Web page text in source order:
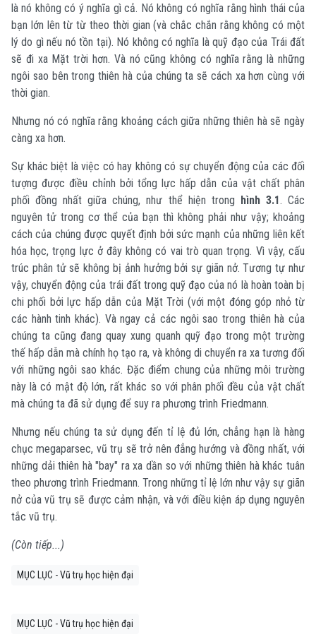
là nó không có ý nghĩa gì cả. Nó không có nghĩa rằng hình thái của
bạn lớn lên từ từ theo thời gian (và chắc chắn rằng không có một
lý do gì nếu nó tồn tại). Nó không có nghĩa là quỹ đạo của Trái đất
sẽ đi xa Mặt trời hơn. Và nó cũng không có nghĩa rằng là những
ngôi sao bên trong thiên hà của chúng ta sẽ cách xa hơn cùng với
thời gian.
Nhưng nó có nghĩa rằng khoảng cách giữa những thiên hà sẽ ngày
càng xa hơn.
Sự khác biệt là việc có hay không có sự chuyển động của các đối
tượng được điều chỉnh bởi tổng lực hấp dẫn của vật chất phân
phối đồng nhất giữa chúng, như thể hiện trong hình 3.1. Các
nguyên tử trong cơ thể của bạn thì không phải như vậy; khoảng
cách của chúng được quyết định bởi sức mạnh của những liên kết
hóa học, trọng lực ở đây không có vai trò quan trọng. Vì vậy, cấu
trúc phân tử sẽ không bị ảnh hưởng bởi sự giãn nở. Tương tự như
vậy, chuyển động của trái đất trong quỹ đạo của nó là hoàn toàn bị
chi phối bởi lực hấp dẫn của Mặt Trời (với một đóng góp nhỏ từ
các hành tinh khác). Và ngay cả các ngôi sao trong thiên hà của
chúng ta cũng đang quay xung quanh quỹ đạo trong một trường
thế hấp dẫn mà chính họ tạo ra, và không di chuyển ra xa tương đối
với những ngôi sao khác. Đặc điểm chung của những môi trường
này là có mật độ lớn, rất khác so với phân phối đều của vật chất
mà chúng ta đã sử dụng để suy ra phương trình Friedmann.
Nhưng nếu chúng ta sử dụng đến tỉ lệ đủ lớn, chẳng hạn là hàng
chục megaparsec, vũ trụ sẽ trở nên đẳng hướng và đồng nhất, với
những dải thiên hà "bay" ra xa dần so với những thiên hà khác tuân
theo phương trình Friedmann. Trong những tỉ lệ lớn như vậy sự giãn
nở của vũ trụ sẽ được cảm nhận, và với điều kiện áp dụng nguyên
tắc vũ trụ.
(Còn tiếp...)
MỤC LỤC - Vũ trụ học hiện đại
MỤC LỤC - Vũ trụ học hiện đại